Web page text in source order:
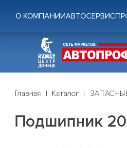
О КОМПАНИИАВТОСЕРВИС
Главная Каталог
Подшипник